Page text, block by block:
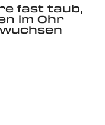
fast taub,
im Ohr